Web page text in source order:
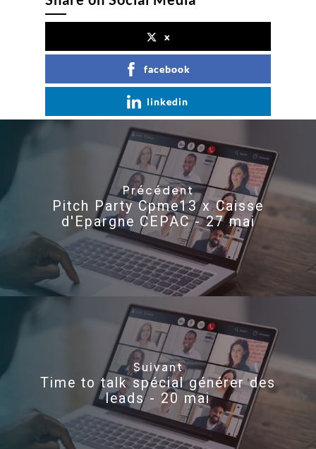
x
facebook
linkedin
Précédent
Pitch Party Cpme13 x Caisse
d'Epargne CEPAC - 27 mai
Suivant
Time to talk spécial générer des
leads - 20 mai